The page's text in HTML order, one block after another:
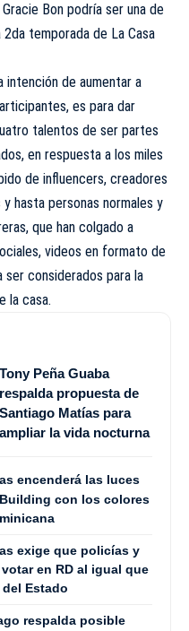
Gracie Bon podría ser una de
temporada de La Casa
intención de aumentar a
es para dar
talentos de ser partes
en respuesta a los miles
de influencers, creadores
hasta personas normales y
que han colgado a
videos en formato de
ser considerados para la
la casa.
Tony Peña Guaba
respalda propuesta de
Santiago Matías para
ampliar la vida nocturna
encenderá las luces
con los colores
exige que policías y
en RD al igual que
Estado
respalda posible